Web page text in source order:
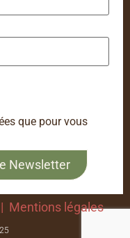
que pour vous
Newsletter
Mentions légales